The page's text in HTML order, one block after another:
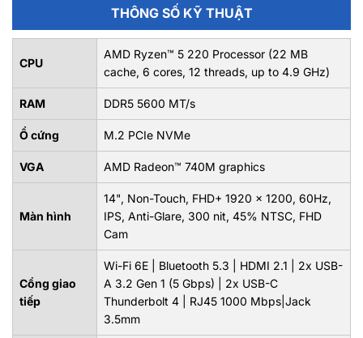
THÔNG SỐ KỸ THUẬT
CPU
AMD Ryzen™ 5 220 Processor (22 MB
cache, 6 cores, 12 threads, up to 4.9 GHz)
RAM DDR5 5600 MT/s
Ổ cứng M.2 PCIe NVMe
VGA AMD Radeon™ 740M graphics
Màn hình
14", Non-Touch, FHD+ 1920 x 1200, 60Hz,
IPS, Anti-Glare, 300 nit, 45% NTSC, FHD
Cam
Cổng giao
tiếp
Wi-Fi 6E | Bluetooth 5.3 | HDMI 2.1 | 2x USB-
A 3.2 Gen 1 (5 Gbps) | 2x USB-C
Thunderbolt 4 | RJ45 1000 Mbps|Jack
3.5mm